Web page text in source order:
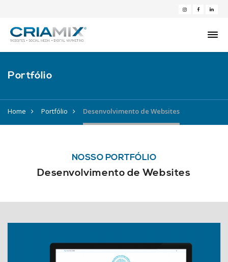
Portfólio
Home Portfólio Desenvolvimento de Websites
NOSSO PORTFÓLIO
Desenvolvimento de Websites